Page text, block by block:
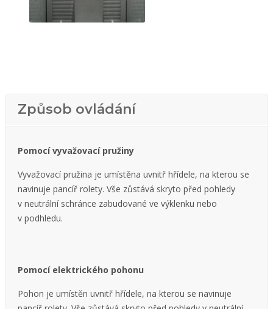
Způsob ovládání
Pomocí vyvažovací pružiny
Vyvažovací pružina je umístěna uvnitř hřídele, na kterou se
navinuje pancíř rolety. Vše zůstává skryto před pohledy
v neutrální schránce zabudované ve výklenku nebo
v podhledu.
Pomocí elektrického pohonu
Pohon je umístěn uvnitř hřídele, na kterou se navinuje